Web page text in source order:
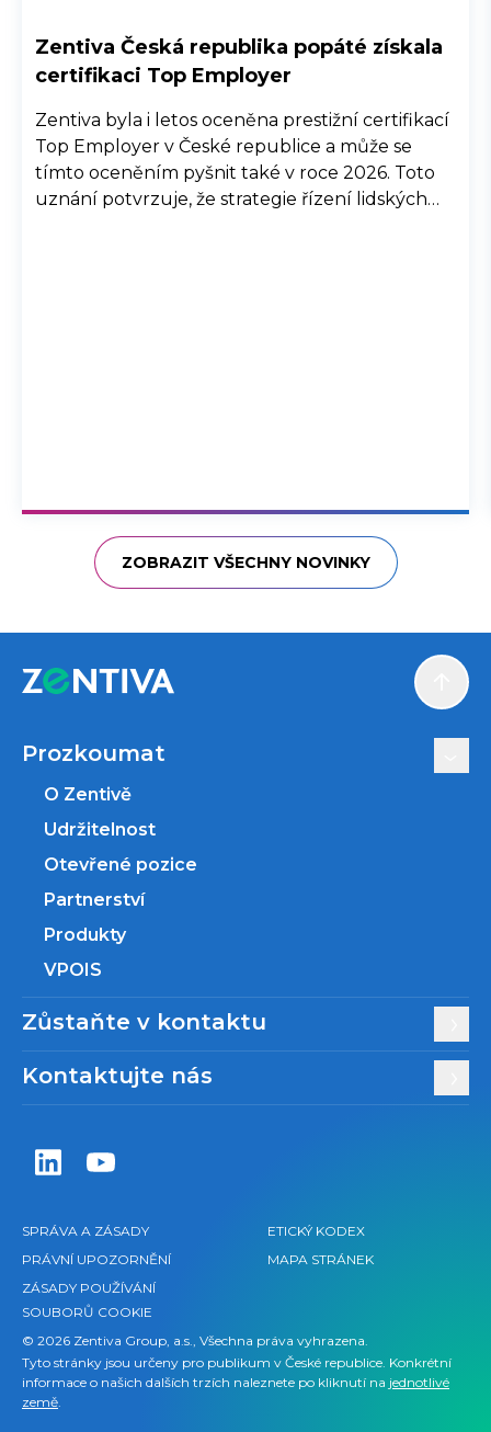
Zentiva Česká republika popáté získala
certifikaci Top Employer
Zentiva byla i letos oceněna prestižní certifikací
Top Employer v České republice a může se
tímto oceněním pyšnit také v roce 2026. Toto
uznání potvrzuje, že strategie řízení lidských
ZOBRAZIT VŠECHNY NOVINKY
Zentiva LinkedIn
Zentiva YouTube
Prozkoumat
O Zentivě
Udržitelnost
Otevřené pozice
Partnerství
Produkty
VPOIS
Zůstaňte v kontaktu
Kontaktujte nás
SPRÁVA A ZÁSADY
PRÁVNÍ UPOZORNĚNÍ
ZÁSADY POUŽÍVÁNÍ
SOUBORŮ COOKIE
ETICKÝ KODEX
MAPA STRÁNEK
© 2026 Zentiva Group, a.s., Všechna práva vyhrazena.
Tyto stránky jsou určeny pro publikum v České republice. Konkrétní
informace o našich dalších trzích naleznete po kliknutí na jednotlivé
země.